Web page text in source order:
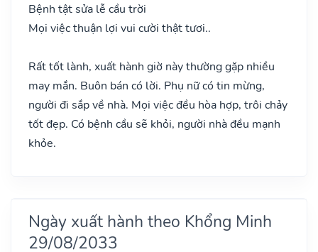
Bệnh tật sửa lễ cầu trời
Mọi việc thuận lợi vui cười thật tươi..
Rất tốt lành, xuất hành giờ này thường gặp nhiều
may mắn. Buôn bán có lời. Phụ nữ có tin mừng,
người đi sắp về nhà. Mọi việc đều hòa hợp, trôi chảy
tốt đẹp. Có bệnh cầu sẽ khỏi, người nhà đều mạnh
khỏe.
Ngày xuất hành theo Khổng Minh
29/08/2033